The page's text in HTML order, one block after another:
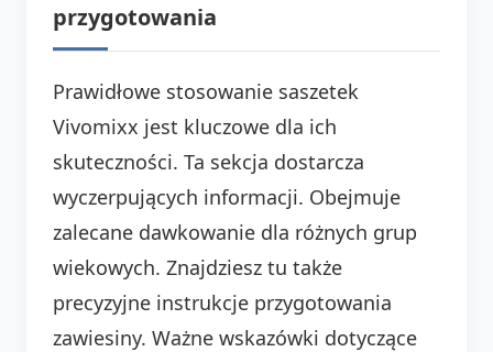
przygotowania
Prawidłowe stosowanie saszetek
Vivomixx jest kluczowe dla ich
skuteczności. Ta sekcja dostarcza
wyczerpujących informacji. Obejmuje
zalecane dawkowanie dla różnych grup
wiekowych. Znajdziesz tu także
precyzyjne instrukcje przygotowania
zawiesiny. Ważne wskazówki dotyczące